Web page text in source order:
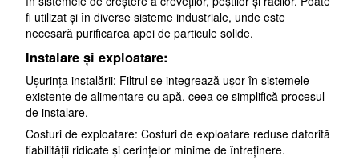
fi utilizat și în diverse sisteme industriale, unde este
necesară purificarea apei de particule solide.
Instalare și exploatare:
Ușurința instalării: Filtrul se integrează ușor în sistemele
existente de alimentare cu apă, ceea ce simplifică procesul
de instalare.
Costuri de exploatare: Costuri de exploatare reduse datorită
fiabilității ridicate și cerințelor minime de întreținere.